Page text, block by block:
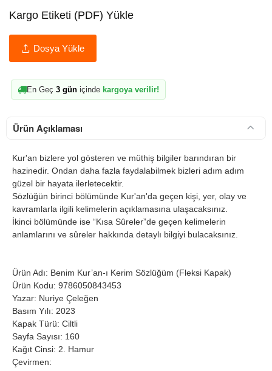
Kargo Etiketi (PDF) Yükle
Dosya Yükle
En Geç 3 gün içinde kargoya verilir!
Ürün Açıklaması
Kur'an bizlere yol gösteren ve müthiş bilgiler barındıran bir
hazinedir. Ondan daha fazla faydalabilmek bizleri adım adım
güzel bir hayata ilerletecektir.
Sözlüğün birinci bölümünde Kur'an'da geçen kişi, yer, olay ve
kavramlarla ilgili kelimelerin açıklamasına ulaşacaksınız.
İkinci bölümünde ise “Kısa Sûreler”de geçen kelimelerin
anlamlarını ve sûreler hakkında detaylı bilgiyi bulacaksınız.
Ürün Adı: Benim Kur’an-ı Kerim Sözlüğüm (Fleksi Kapak)
Ürün Kodu: 9786050843453
Yazar: Nuriye Çeleğen
Basım Yılı: 2023
Kapak Türü: Ciltli
Sayfa Sayısı: 160
Kağıt Cinsi: 2. Hamur
Çevirmen: